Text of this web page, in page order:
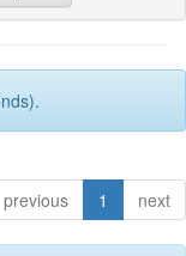
previous 1 next